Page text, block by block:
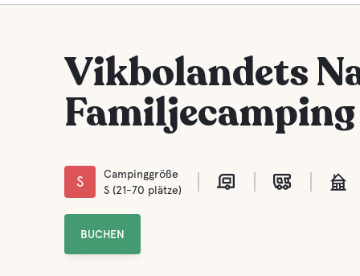
Vikbolandets
Familjecamping
S
Campinggröße
S (21-70 plätze)
BUCHEN